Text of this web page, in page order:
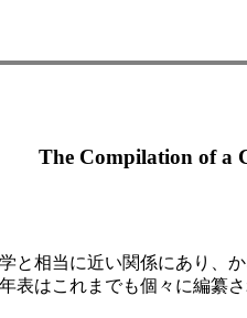
The Compilation of a
と相当に近い関係にあり、
表はこれまでも個々に編纂